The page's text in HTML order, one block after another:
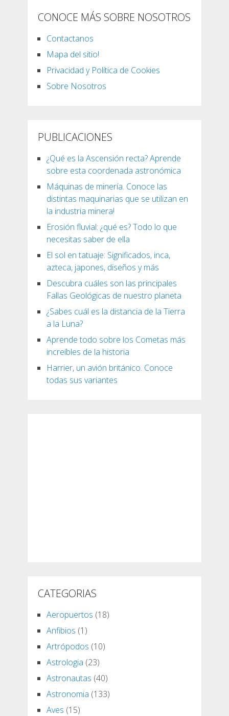
CONOCE MÁS SOBRE NOSOTROS
Contactanos
Mapa del sitio!
Privacidad y Política de Cookies
Sobre Nosotros
PUBLICACIONES
¿Qué es la Ascensión recta? Aprende
sobre esta coordenada astronómica
Máquinas de minería. Conoce las
distintas maquinarias que se utilizan en
la industria minera!
Erosión fluvial: ¿qué es? Todo lo que
necesitas saber de ella
El sol en tatuaje: Significados, inca,
azteca, japones, diseños y más
Descubra cuáles son las principales
Fallas Geológicas de nuestro planeta
¿Sabes cuál es la distancia de la Tierra
a la Luna?
Aprende todo sobre los Cometas más
increíbles de la historia
Harrier, un avión británico. Conoce
todas sus variantes
CATEGORIAS
Aeropuertos (18)
Anfibios (1)
Artrópodos (10)
Astrologia (23)
Astronautas (40)
Astronomia (133)
Aves (15)